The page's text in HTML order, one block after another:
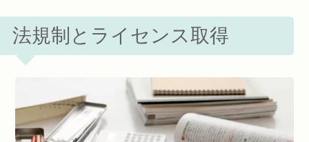
法規制とライセンス取得